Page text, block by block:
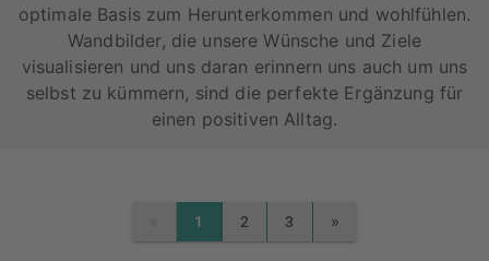
optimale Basis zum Herunterkommen und wohlfühlen.
Wandbilder, die unsere Wünsche und Ziele
visualisieren und uns daran erinnern uns auch um uns
selbst zu kümmern, sind die perfekte Ergänzung für
einen positiven Alltag.
PREVIOUS
1 2 3 »
NEXT